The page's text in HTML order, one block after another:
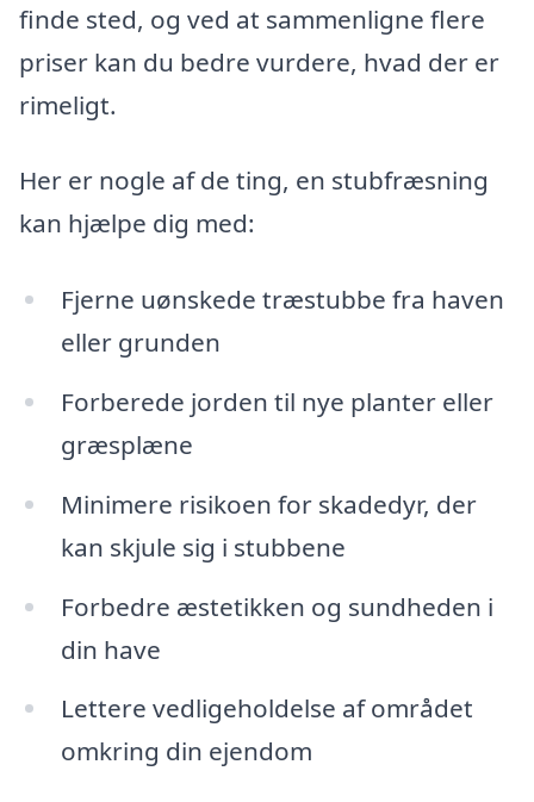
finde sted, og ved at sammenligne flere
priser kan du bedre vurdere, hvad der er
rimeligt.
Her er nogle af de ting, en stubfræsning
kan hjælpe dig med:
Fjerne uønskede træstubbe fra haven
eller grunden
Forberede jorden til nye planter eller
græsplæne
Minimere risikoen for skadedyr, der
kan skjule sig i stubbene
Forbedre æstetikken og sundheden i
din have
Lettere vedligeholdelse af området
omkring din ejendom